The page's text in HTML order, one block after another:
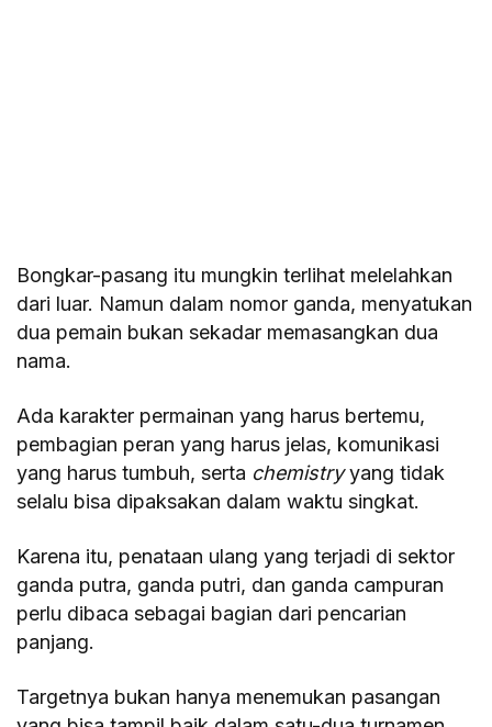
Bongkar-pasang itu mungkin terlihat melelahkan
dari luar. Namun dalam nomor ganda, menyatukan
dua pemain bukan sekadar memasangkan dua
nama.
Ada karakter permainan yang harus bertemu,
pembagian peran yang harus jelas, komunikasi
yang harus tumbuh, serta chemistryyang tidak
selalu bisa dipaksakan dalam waktu singkat.
Karena itu, penataan ulang yang terjadi di sektor
ganda putra, ganda putri, dan ganda campuran
perlu dibaca sebagai bagian dari pencarian
panjang.
Targetnya bukan hanya menemukan pasangan